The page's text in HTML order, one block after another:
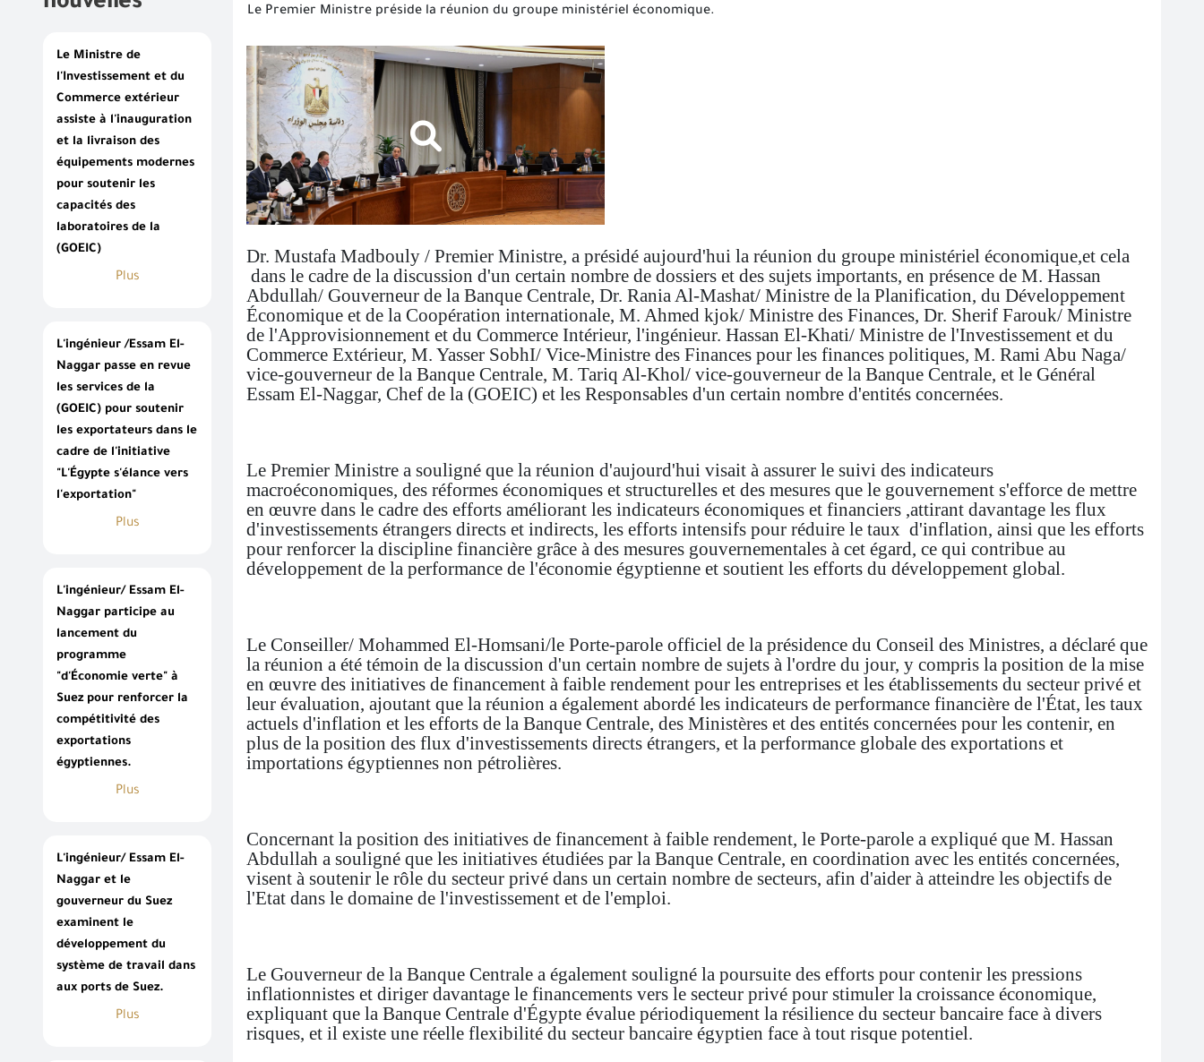
Le Ministre de
l'Investissement et du
Commerce extérieur
assiste à l'inauguration
et la livraison des
équipements modernes
pour soutenir les
capacités des
laboratoires de la
(GOEIC)
Plus
L'ingénieur /Essam El-
Naggar passe en revue
les services de la
(GOEIC) pour soutenir
les exportateurs dans le
cadre de l'initiative
"L'Égypte s'élance vers
l'exportation"
Plus
L'ingénieur/ Essam El-
Naggar participe au
lancement du
programme
"d'Économie verte" à
Suez pour renforcer la
compétitivité des
exportations
égyptiennes.
Plus
L'ingénieur/ Essam El-
Naggar et le
gouverneur du Suez
examinent le
développement du
système de travail dans
aux ports de Suez.
Plus
Le Premier Ministre préside la réunion du groupe ministériel économique.
Dr. Mustafa Madbouly / Premier Ministre, a présidé aujourd'hui la réunion du groupe ministériel économique,et cela
dans le cadre de la discussion d'un certain nombre de dossiers et des sujets importants, en présence de M. Hassan
Abdullah/ Gouverneur de la Banque Centrale, Dr. Rania Al-Mashat/ Ministre de la Planification, du Développement
Économique et de la Coopération internationale, M. Ahmed kjok/ Ministre des Finances, Dr. Sherif Farouk/ Ministre
de l'Approvisionnement et du Commerce Intérieur, l'ingénieur. Hassan El-Khati/ Ministre de l'Investissement et du
Commerce Extérieur, M. Yasser SobhI/ Vice-Ministre des Finances pour les finances politiques, M. Rami Abu Naga/
vice-gouverneur de la Banque Centrale, M. Tariq Al-Khol/ vice-gouverneur de la Banque Centrale, et le Général
Essam El-Naggar, Chef de la (GOEIC) et les Responsables d'un certain nombre d'entités concernées.
Le Premier Ministre a souligné que la réunion d'aujourd'hui visait à assurer le suivi des indicateurs
macroéconomiques, des réformes économiques et structurelles et des mesures que le gouvernement s'efforce de mettre
en œuvre dans le cadre des efforts améliorant les indicateurs économiques et financiers ,attirant davantage les flux
d'investissements étrangers directs et indirects, les efforts intensifs pour réduire le taux d'inflation, ainsi que les efforts
pour renforcer la discipline financière grâce à des mesures gouvernementales à cet égard, ce qui contribue au
développement de la performance de l'économie égyptienne et soutient les efforts du développement global.
Le Conseiller/ Mohammed El-Homsani/le Porte-parole officiel de la présidence du Conseil des Ministres, a déclaré que
la réunion a été témoin de la discussion d'un certain nombre de sujets à l'ordre du jour, y compris la position de la mise
en œuvre des initiatives de financement à faible rendement pour les entreprises et les établissements du secteur privé et
leur évaluation, ajoutant que la réunion a également abordé les indicateurs de performance financière de l'État, les taux
actuels d'inflation et les efforts de la Banque Centrale, des Ministères et des entités concernées pour les contenir, en
plus de la position des flux d'investissements directs étrangers, et la performance globale des exportations et
importations égyptiennes non pétrolières.
Concernant la position des initiatives de financement à faible rendement, le Porte-parole a expliqué que M. Hassan
Abdullah a souligné que les initiatives étudiées par la Banque Centrale, en coordination avec les entités concernées,
visent à soutenir le rôle du secteur privé dans un certain nombre de secteurs, afin d'aider à atteindre les objectifs de
l'Etat dans le domaine de l'investissement et de l'emploi.
Le Gouverneur de la Banque Centrale a également souligné la poursuite des efforts pour contenir les pressions
inflationnistes et diriger davantage le financements vers le secteur privé pour stimuler la croissance économique,
expliquant que la Banque Centrale d'Égypte évalue périodiquement la résilience du secteur bancaire face à divers
risques, et il existe une réelle flexibilité du secteur bancaire égyptien face à tout risque potentiel.